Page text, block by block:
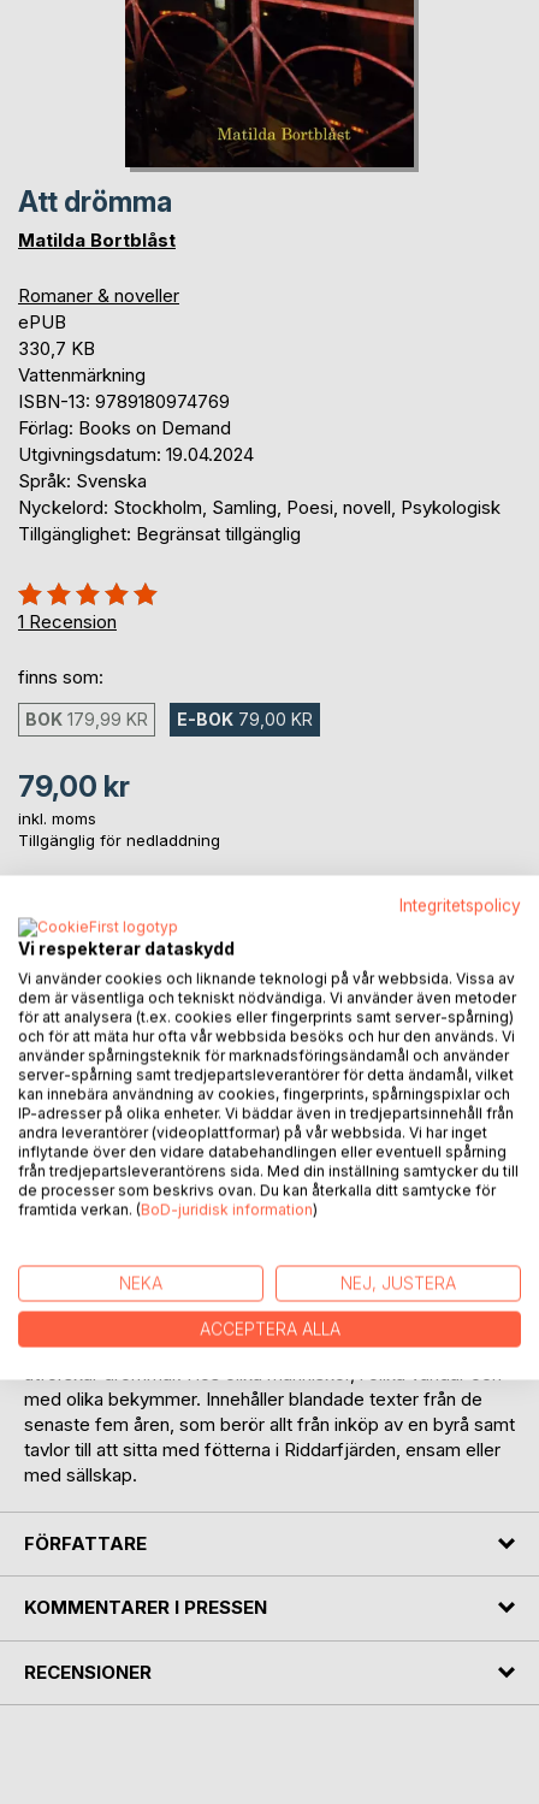
Att drömma
Matilda Bortblåst
Romaner & noveller
ePUB
330,7 KB
Vattenmärkning
ISBN-13: 9789180974769
Förlag: Books on Demand
Utgivningsdatum: 19.04.2024
Språk: Svenska
Nyckelord: Stockholm, Samling, Poesi, novell, Psykologisk
Tillgänglighet: Begränsat tillgänglig
Betyg::
100%
1 Recension
finns som:
BOK 179,99 KR E-BOK 79,00 KR
79,00 kr
inkl. moms
Tillgänglig för nedladdning
LÄGG I KUNDVAGNEN
Lägg till i kom-ihåglista
Recensera titel
BESKRIVNING
Vissa drömmar är bra, andra är dåliga. Vissa håller hög
kvalitet och andra lämnar en besviken eftersmak. Det
spelar kanske inte så stor roll, när det viktigaste är att våga.
Att drömma är en samling texter som på ett eller annat vis
med olika bekymmer. Innehåller blandade texter från de
senaste fem åren, som berör allt från inköp av en byrå samt
tavlor till att sitta med fötterna i Riddarfjärden, ensam eller
med sällskap.
FÖRFATTARE
KOMMENTARER I PRESSEN
RECENSIONER
Integritetspolicy
Vi respekterar dataskydd
Vi använder cookies och liknande teknologi på vår webbsida. Vissa av
dem är väsentliga och tekniskt nödvändiga. Vi använder även metoder
för att analysera (t.ex. cookies eller fingerprints samt server-spårning)
och för att mäta hur ofta vår webbsida besöks och hur den används. Vi
använder spårningsteknik för marknadsföringsändamål och använder
server-spårning samt tredjepartsleverantörer för detta ändamål, vilket
kan innebära användning av cookies, fingerprints, spårningspixlar och
IP-adresser på olika enheter. Vi bäddar även in tredjepartsinnehåll från
andra leverantörer (videoplattformar) på vår webbsida. Vi har inget
inflytande över den vidare databehandlingen eller eventuell spårning
från tredjepartsleverantörens sida. Med din inställning samtycker du till
de processer som beskrivs ovan. Du kan återkalla ditt samtycke för
framtida verkan. (BoD-juridisk information)
NEKA NEJ, JUSTERA
ACCEPTERA ALLA